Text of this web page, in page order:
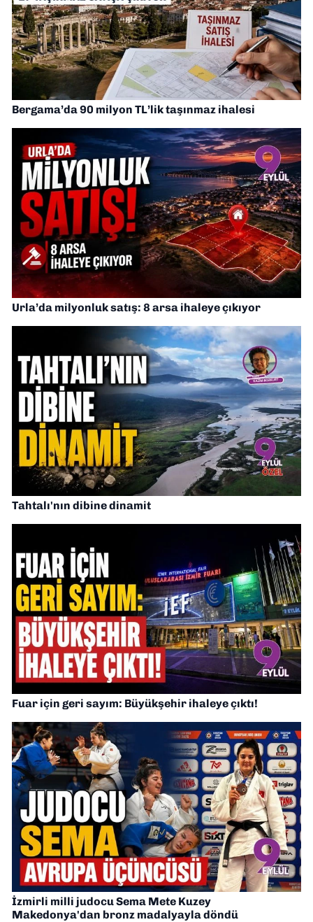
Bergama’da 90 milyon TL’lik taşınmaz ihalesi
Urla’da milyonluk satış: 8 arsa ihaleye çıkıyor
Tahtalı'nın dibine dinamit
Fuar için geri sayım: Büyükşehir ihaleye çıktı!
İzmirli milli judocu Sema Mete Kuzey
Makedonya'dan bronz madalyayla döndü